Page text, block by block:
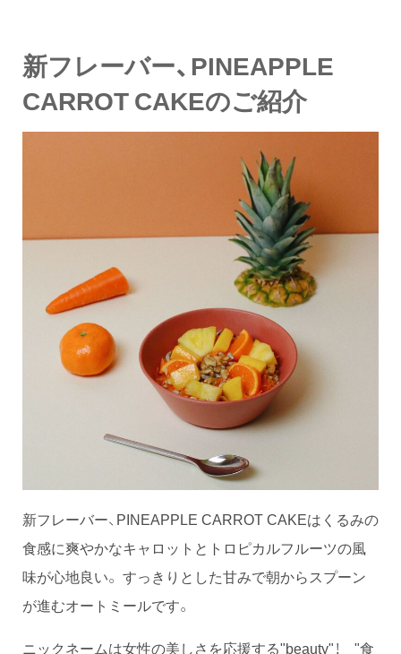
新フレーバー、PINEAPPLE
CARROT CAKEのご紹介
新フレーバー、PINEAPPLE CARROT CAKEはくるみの
食感に爽やかなキャロットとトロピカルフルーツの風
味が心地良い。 すっきりとした甘みで朝からスプーン
が進むオートミールです。
ニックネームは女性の美しさを応援する"beauty"！ "食